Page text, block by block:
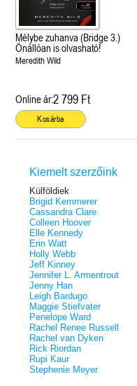
Mélybe zuhanva (Bridge 3.)
Önállóan is olvasható!
Meredith Wild
Online ár:2 799 Ft
Kosárba
Kiemelt szerzőink
Külföldiek
Brigid Kemmerer
Cassandra Clare
Colleen Hoover
Elle Kennedy
Erin Watt
Holly Webb
Jeff Kinney
Jennifer L. Armentrout
Jenny Han
Leigh Bardugo
Maggie Stiefvater
Penelope Ward
Rachel Renee Russell
Rachel van Dyken
Rick Riordan
Rupi Kaur
Stephenie Meyer